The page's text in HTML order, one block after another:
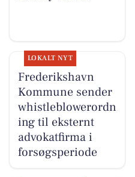
LOKALT NYT
Frederikshavn
Kommune sender
whistleblowerordn
ing til eksternt
advokatfirma i
forsøgsperiode